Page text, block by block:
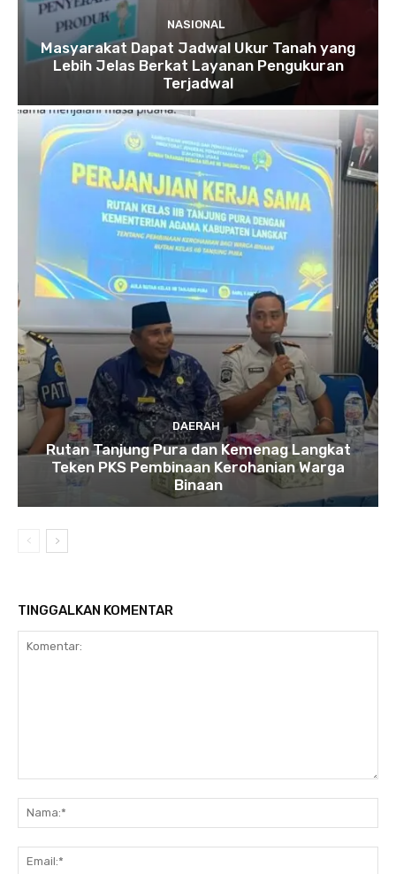
NASIONAL
Masyarakat Dapat Jadwal Ukur Tanah yang
Lebih Jelas Berkat Layanan Pengukuran
Terjadwal
DAERAH
Rutan Tanjung Pura dan Kemenag Langkat
Teken PKS Pembinaan Kerohanian Warga
Binaan
TINGGALKAN KOMENTAR